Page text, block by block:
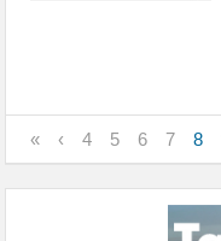
« ‹ 4 5 6 7 8